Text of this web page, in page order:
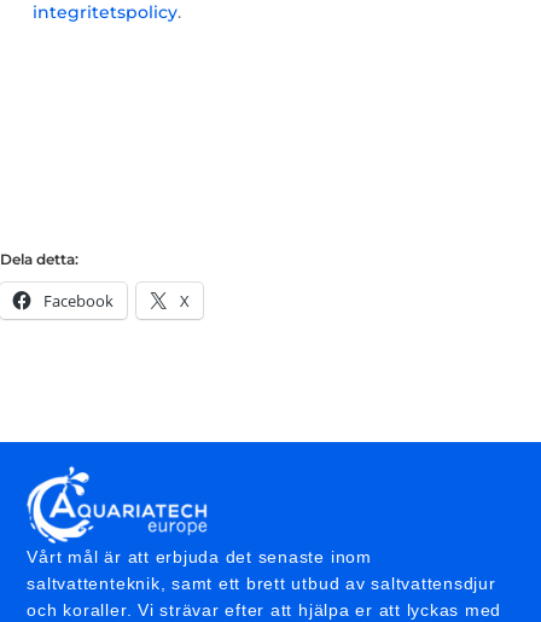
integritetspolicy.
Dela detta:
Facebook X
Vårt mål är att erbjuda det senaste inom
saltvattenteknik, samt ett brett utbud av saltvattensdjur
och koraller. Vi strävar efter att hjälpa er att lyckas med